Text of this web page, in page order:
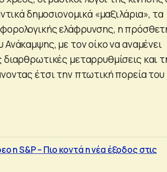
δημοσιονομικά «μαξιλάρια», τα
ελάφρυνσης, η
με τον οίκο να αναμένει
μεταρρυθμίσεις και
έτσι την πτωτική πορεία του
η S&P – Πιο κοντά η νέα έξοδος στις